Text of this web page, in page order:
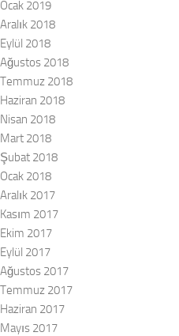
Ocak 2019
Aralık 2018
Eylül 2018
Ağustos 2018
Temmuz 2018
Haziran 2018
Nisan 2018
Mart 2018
Şubat 2018
Ocak 2018
Aralık 2017
Kasım 2017
Ekim 2017
Eylül 2017
Ağustos 2017
Temmuz 2017
Haziran 2017
Mayıs 2017